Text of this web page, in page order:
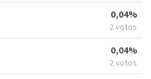
0,04%
2 votos
0,04%
2 votos